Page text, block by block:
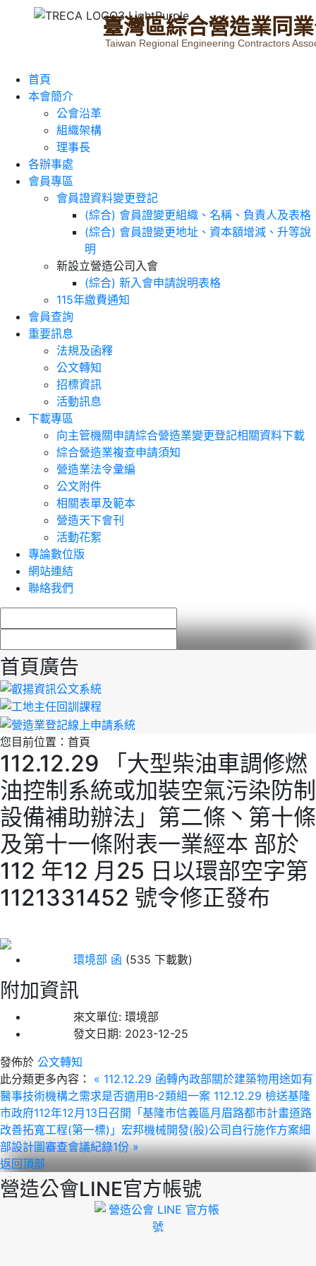
臺灣區綜合營造業同業
Taiwan Regional Engineering Contractors
首頁
本會簡介
公會沿革
組織架構
理事長
各辦事處
會員專區
會員證資料變更登記
(綜合) 會員證變更組織、名稱、負責人及表格
(綜合) 會員證變更地址、資本額增減、升等說
明
新設立營造公司入會
(綜合) 新入會申請說明表格
115年繳費通知
會員查詢
重要訊息
法規及函釋
公文轉知
招標資訊
活動訊息
下載專區
向主管機關申請綜合營造業變更登記相關資料下載
綜合營造業複查申請須知
營造業法令彙編
公文附件
相關表單及範本
營造天下會刊
活動花絮
專論數位版
網站連結
聯絡我們
首頁廣告
您目前位置： 首頁
112.12.29 「大型柴油車調修燃
油控制系統或加裝空氣污染防制
設備補助辦法」第二條丶第十條
及第十一條附表一業經本 部於
112 年12 月25 日以環部空字第
1121331452 號令修正發布
環境部 函 (535 下載數)
附加資訊
來文單位: 環境部
發文日期: 2023-12-25
發佈於 公文轉知
此分類更多內容：
« 112.12.29 函轉內政部關於建築物用途如有
醫事技術機構之需求是否適用B-2類組一案 112.12.29 檢送基隆
市政府112年12月13日召開「基隆市信義區月眉路都市計畫道路
改善拓寬工程(第一標)」宏邦機械開發(股)公司自行施作方案細
部設計圖審查會議紀錄1份 »
返回頂部
營造公會LINE官方帳號